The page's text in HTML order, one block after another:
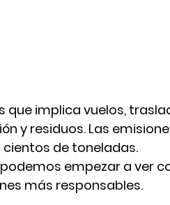
que implica vuelos,
y residuos. Las
cientos de toneladas.
empezar a ver
más responsables.